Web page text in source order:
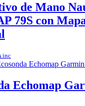
de Mano
79S con
inc
Echomap